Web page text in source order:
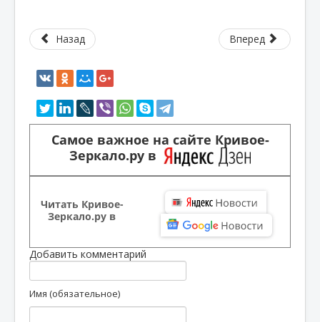
Назад Вперед
Самое важное на сайте Кривое-
Зеркало.ру в
Читать Кривое-
Зеркало.ру в
Добавить комментарий
Имя (обязательное)